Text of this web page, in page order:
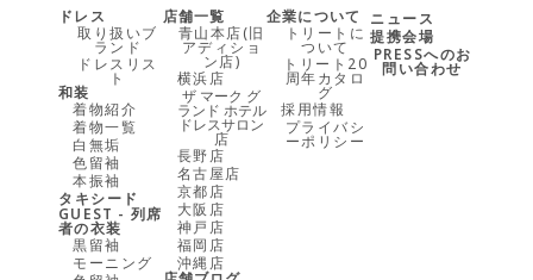
ドレス
取り扱いブ
ランド
ドレスリス
ト
和装
着物紹介
着物一覧
白無垢
色留袖
本振袖
タキシード
GUEST - 列席
者の衣装
黒留袖
モーニング
店舗一覧
青山本店(旧
アディショ
ン店)
横浜店
ザ マーク グ
ランド ホテル
ドレスサロン
店
長野店
名古屋店
京都店
大阪店
神戸店
福岡店
沖縄店
企業について
トリートに
ついて
トリート20
周年カタロ
グ
採用情報
プライバシ
ーポリシー
ニュース
提携会場
PRESSへのお
問い合わせ